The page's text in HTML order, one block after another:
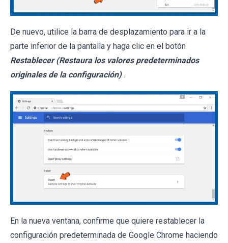
De nuevo, utilice la barra de desplazamiento para ir a la
parte inferior de la pantalla y haga clic en el botón
Restablecer (Restaura los valores predeterminados
originales de la configuración) .
En la nueva ventana, confirme que quiere restablecer la
configuración predeterminada de Google Chrome haciendo